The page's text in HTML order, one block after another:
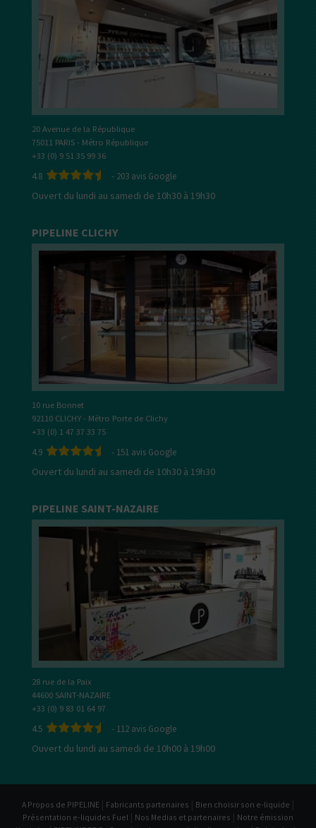
20 Avenue de la République
75011 PARIS - Métro République
+33 (0) 9 51 35 99 36
4.8 - 203 avis Google
Ouvert du lundi au samedi de 10h30 à 19h30
PIPELINE CLICHY
10 rue Bonnet
92110 CLICHY - Métro Porte de Clichy
+33 (0) 1 47 37 33 75
4.9 - 151 avis Google
Ouvert du lundi au samedi de 10h30 à 19h30
PIPELINE SAINT-NAZAIRE
28 rue de la Paix
44600 SAINT-NAZAIRE
+33 (0) 9 83 01 64 97
4.5 - 112 avis Google
Ouvert du lundi au samedi de 10h00 à 19h00
A Propos de PIPELINE | Fabricants partenaires | Bien choisir son e-liquide |
Présentation e-liquides Fuel | Nos Medias et partenaires | Notre émission